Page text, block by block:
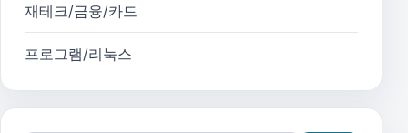
재테크/금융/카드
프로그램/리눅스